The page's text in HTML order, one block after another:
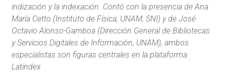
indización y la indexación. Contó con la presencia de Ana
María Cetto (Instituto de Física, UNAM; SNI) y de José
Octavio Alonso-Gamboa (Dirección General de Bibliotecas
y Servicios Digitales de Información, UNAM), ambos
especialistas son figuras centrales en la plataforma
Latindex.